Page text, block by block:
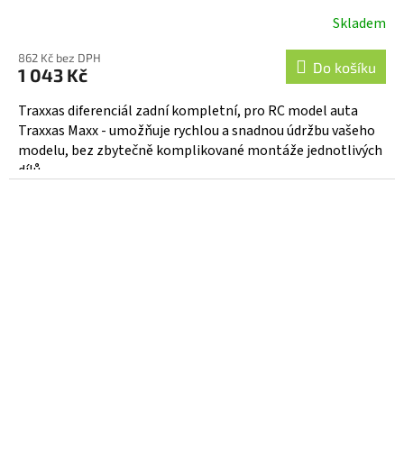
Skladem
862 Kč bez DPH
1 043 Kč Do košíku
Traxxas diferenciál zadní kompletní, pro RC model auta
Traxxas Maxx - umožňuje rychlou a snadnou údržbu vašeho
modelu, bez zbytečně komplikované montáže jednotlivých
dílů.